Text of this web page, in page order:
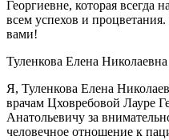
Георгиевне, которая всегда
всем успехов и процветания.
вами!
Туленкова Елена Николаевна
Я, Туленкова Елена
врачам Цховребовой Лауре
Анатольевичу за
человечное отношение к